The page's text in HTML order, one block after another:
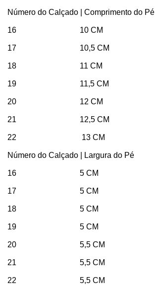
Número do Calçado | Comprimento do Pé
16 10 CM
17 10,5 CM
18 11 CM
19 11,5 CM
20 12 CM
21 12,5 CM
22 13 CM
Número do Calçado | Largura do Pé
16 5 CM
17 5 CM
18 5 CM
19 5 CM
20 5,5 CM
21 5,5 CM
22 5,5 CM